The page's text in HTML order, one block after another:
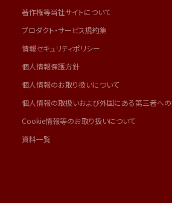
著作権等当社サイトについて
プロダクト・サービス規約集
情報セキュリティポリシー
個人情報保護方針
個人情報のお取り扱いについて
個人情報の取扱いおよび外国にある第三者へ
Cookie情報等のお取り扱いについて
資料一覧